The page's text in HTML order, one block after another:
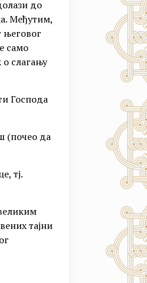
до
Међутим,
његовог
само
слагању
Господа
(почео да
тј.
тајни